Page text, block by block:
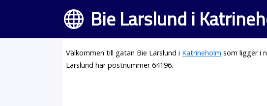
Bie Larslund i
Välkommen till gatan Bie Larslund i Katrineholm som ligger i
Larslund har postnummer 64196.